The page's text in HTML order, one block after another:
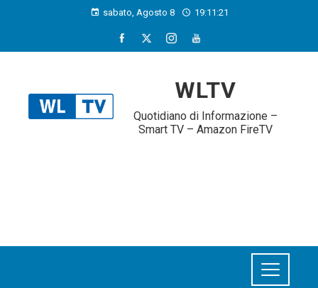
sabato, Agosto 8 19:11:22
WLTV
Quotidiano di Informazione –
Smart TV – Amazon FireTV